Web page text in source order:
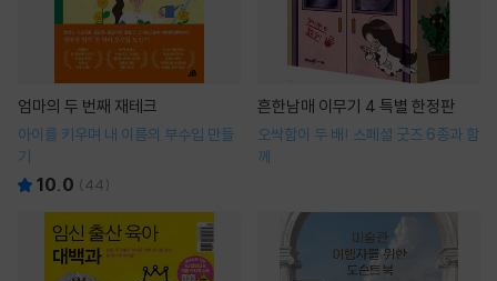
엄마의 두 번째 재테크
아이를 키우며 내 이름의 부수입 만들
기
10.0 (44)
흔한남매 이무기 4 특별 한정판
오싹함이 두 배! 스페셜 굿즈 6종과 함
께